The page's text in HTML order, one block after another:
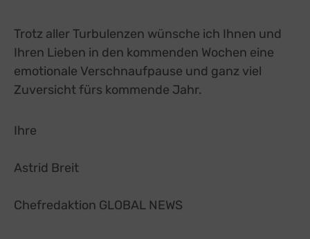
Trotz aller Turbulenzen wünsche ich Ihnen und
Ihren Lieben in den kommenden Wochen eine
emotionale Verschnaufpause und ganz viel
Zuversicht fürs kommende Jahr.
Ihre
Astrid Breit
Chefredaktion GLOBAL NEWS